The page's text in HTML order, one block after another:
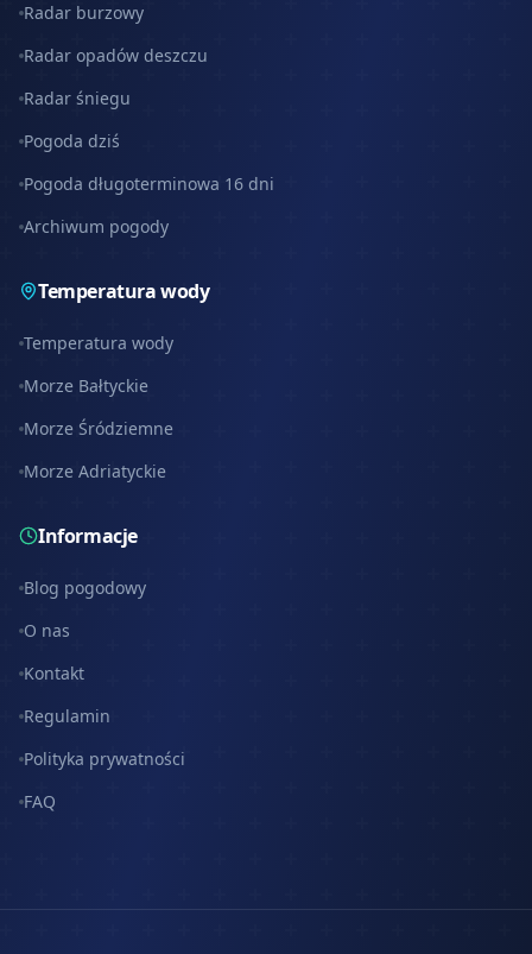
Radar burzowy
Radar opadów deszczu
Radar śniegu
Pogoda dziś
Pogoda długoterminowa 16 dni
Archiwum pogody
Temperatura wody
Temperatura wody
Morze Bałtyckie
Morze Śródziemne
Morze Adriatyckie
Informacje
Blog pogodowy
O nas
Kontakt
Regulamin
Polityka prywatności
FAQ